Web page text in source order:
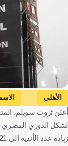
الأهلي
أعلن ثروت سويلم،
زيادة عدد الأندية إلى 21 فريقا.